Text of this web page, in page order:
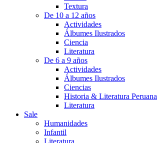
Textura
De 10 a 12 años
Actividades
Álbumes Ilustrados
Ciencia
Literatura
De 6 a 9 años
Actividades
Álbumes Ilustrados
Ciencias
Historia & Literatura Peruana
Literatura
Sale
Humanidades
Infantil
Literatura